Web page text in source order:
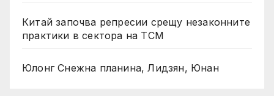
Китай започва репресии срещу незаконните
практики в сектора на TCM
Юлонг Снежна планина, Лидзян, Юнан